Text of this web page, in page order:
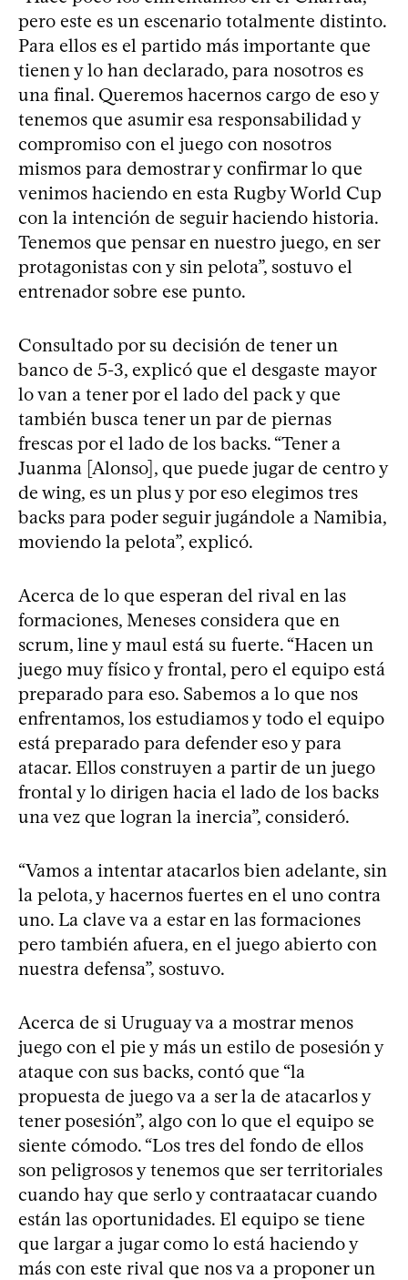
pero este es un escenario totalmente distinto.
Para ellos es el partido más importante que
tienen y lo han declarado, para nosotros es
una final. Queremos hacernos cargo de eso y
tenemos que asumir esa responsabilidad y
compromiso con el juego con nosotros
mismos para demostrar y confirmar lo que
venimos haciendo en esta Rugby World Cup
con la intención de seguir haciendo historia.
Tenemos que pensar en nuestro juego, en ser
protagonistas con y sin pelota”, sostuvo el
entrenador sobre ese punto.
Consultado por su decisión de tener un
banco de 5-3, explicó que el desgaste mayor
lo van a tener por el lado del pack y que
también busca tener un par de piernas
frescas por el lado de los backs. “Tener a
Juanma [Alonso], que puede jugar de centro y
de wing, es un plus y por eso elegimos tres
backs para poder seguir jugándole a Namibia,
moviendo la pelota”, explicó.
Acerca de lo que esperan del rival en las
formaciones, Meneses considera que en
scrum, line y maul está su fuerte. “Hacen un
juego muy físico y frontal, pero el equipo está
preparado para eso. Sabemos a lo que nos
enfrentamos, los estudiamos y todo el equipo
está preparado para defender eso y para
atacar. Ellos construyen a partir de un juego
frontal y lo dirigen hacia el lado de los backs
una vez que logran la inercia”, consideró.
“Vamos a intentar atacarlos bien adelante, sin
la pelota, y hacernos fuertes en el uno contra
uno. La clave va a estar en las formaciones
pero también afuera, en el juego abierto con
nuestra defensa”, sostuvo.
Acerca de si Uruguay va a mostrar menos
juego con el pie y más un estilo de posesión y
ataque con sus backs, contó que “la
propuesta de juego va a ser la de atacarlos y
tener posesión”, algo con lo que el equipo se
siente cómodo. “Los tres del fondo de ellos
son peligrosos y tenemos que ser territoriales
cuando hay que serlo y contraatacar cuando
están las oportunidades. El equipo se tiene
que largar a jugar como lo está haciendo y
más con este rival que nos va a proponer un